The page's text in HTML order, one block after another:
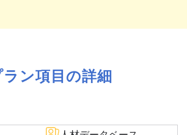
ラン項目の詳細